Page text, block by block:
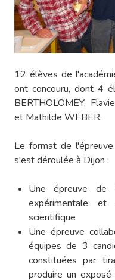
12 élèves de
ont concouru, dont 4
BERTHOLOMEY,
et Mathilde WEBER.
Le format de
s'est déroulée à Dijon :
Une épreuve
expérimentale
scientifique
Une épreuve
équipes de 3
constituées par
produire un